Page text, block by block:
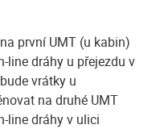
první UMT (u kabin)
line dráhy u přejezdu v
vrátky u
na druhé UMT
line dráhy v ulici